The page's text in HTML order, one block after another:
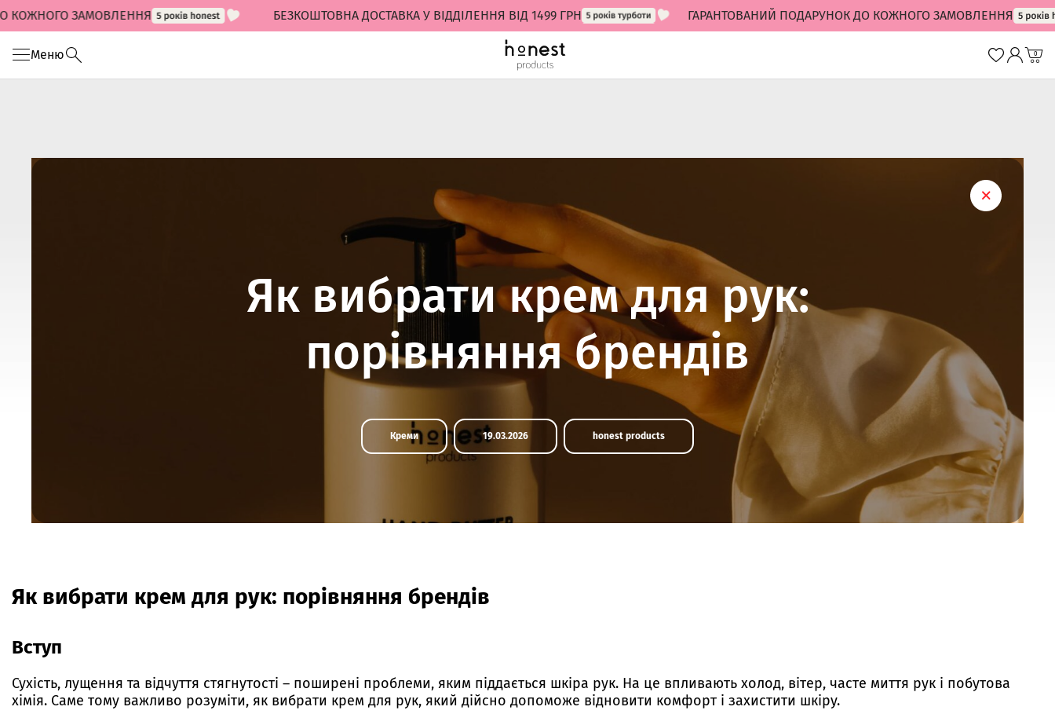
ЗАМОВЛЕННЯ БЕЗКОШТОВНА ДОСТАВКА У ВІДДІЛЕННЯ ВІД 1499 ГРН ГАРАНТОВАНИЙ ПОДАРУНОК ДО КОЖНОГО ЗАМОВЛЕННЯ
Меню 0
Як вибрати крем для рук:
порівняння брендів
Креми 19.03.2026 honest products
Як вибрати крем для рук: порівняння брендів
Вступ
Сухість, лущення та відчуття стягнутості – поширені проблеми, яким піддається шкіра рук. На це впливають холод, вітер, часте миття рук і побутова
хімія. Саме тому важливо розуміти, як вибрати крем для рук, який дійсно допоможе відновити комфорт і захистити шкіру.